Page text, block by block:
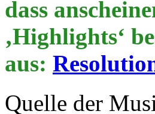
dass
‚Highlights‘
aus:
Quelle der